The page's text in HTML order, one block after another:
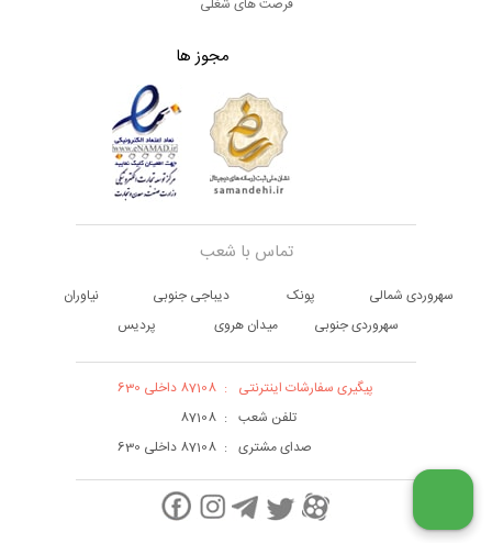
فرصت های شغلی
مجوز ها
تماس با شعب
سهروردی شمالی پونک دیباجی جنوبی
نیاوران
سهروردی جنوبی
میدان هروی پردیس
پیگیری سفارشات اینترنتی : 87108 داخلی 630
تلفن شعب :
87108
صدای مشتری : 87108 داخلی 630